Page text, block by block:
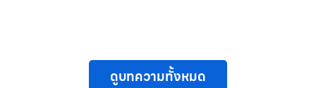
ดูบทความทั้งหมด